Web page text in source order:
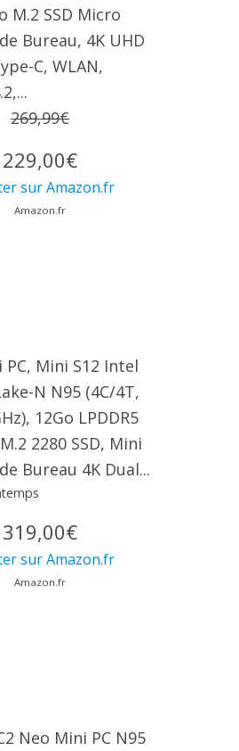
M.2 SSD Micro
Bureau, 4K UHD
C, WLAN,
269,99€
229,00€
sur Amazon.fr
Amazon.fr
Mini S12 Intel
N N95 (4C/4T,
12Go LPDDR5
2280 SSD, Mini
Bureau 4K Dual...
319,00€
sur Amazon.fr
Amazon.fr
Neo Mini PC N95